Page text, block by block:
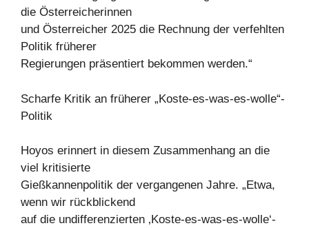
die Österreicherinnen
und Österreicher 2025 die Rechnung der verfehlten
Politik früherer
Regierungen präsentiert bekommen werden.“
Scharfe Kritik an früherer „Koste-es-was-es-wolle“-
Politik
Hoyos erinnert in diesem Zusammenhang an die
viel kritisierte
Gießkannenpolitik der vergangenen Jahre. „Etwa,
wenn wir rückblickend
auf die undifferenzierten ‚Koste-es-was-es-wolle‘-